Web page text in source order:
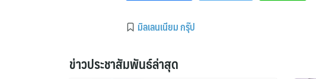
มิลเลนเนียม กรุ๊ป
ข่าวประชาสัมพันธ์ล่าสุด